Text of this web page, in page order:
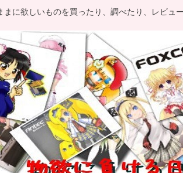
まに欲しいものを買ったり、調べたり、レビュ